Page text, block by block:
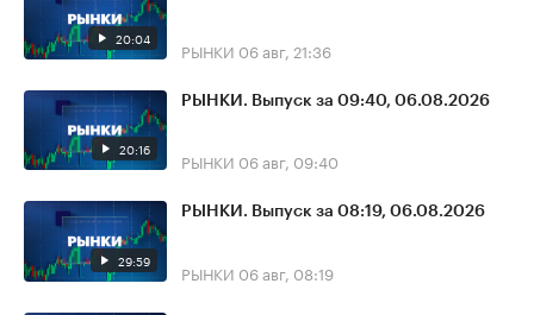
20:04 РЫНКИ 06 авг, 21:36
20:16
РЫНКИ. Выпуск за 09:40, 06.08.2026
РЫНКИ 06 авг, 09:40
29:59
РЫНКИ. Выпуск за 08:19, 06.08.2026
РЫНКИ 06 авг, 08:19